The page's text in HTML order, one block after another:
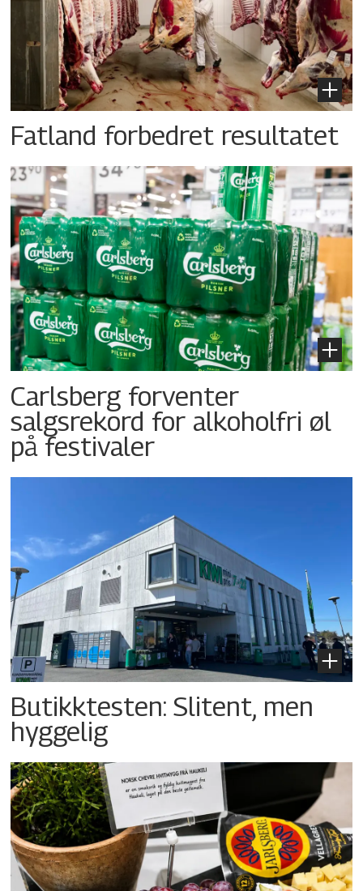
Fatland forbedret resultatet
Carlsberg forventer
salgsrekord for alkoholfri øl
på festivaler
Butikktesten: Slitent, men
hyggelig